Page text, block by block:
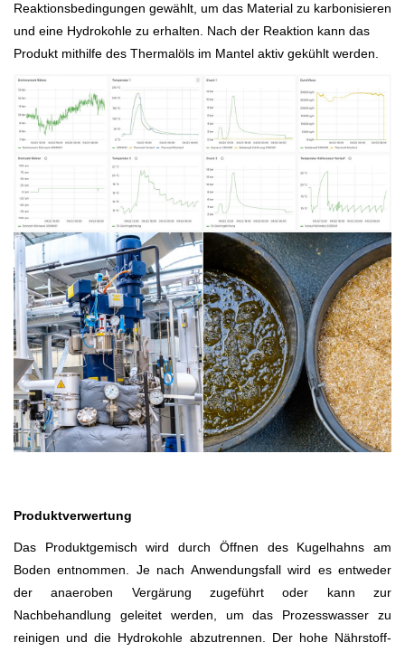
Reaktionsbedingungen gewählt, um das Material zu karbonisieren
und eine Hydrokohle zu erhalten. Nach der Reaktion kann das
Produkt mithilfe des Thermalöls im Mantel aktiv gekühlt werden.
Produktverwertung
Das Produktgemisch wird durch Öffnen des Kugelhahns am
Boden entnommen. Je nach Anwendungsfall wird es entweder
der anaeroben Vergärung zugeführt oder kann zur
Nachbehandlung geleitet werden, um das Prozesswasser zu
reinigen und die Hydrokohle abzutrennen. Der hohe Nährstoff-